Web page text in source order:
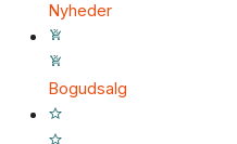
Nyheder
Bogudsalg